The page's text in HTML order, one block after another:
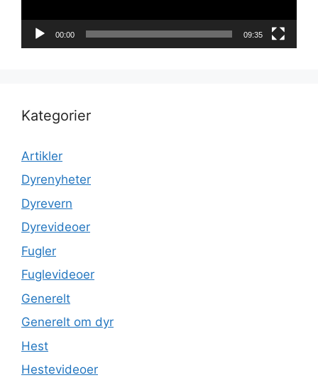
00:00 09:35
Kategorier
Artikler
Dyrenyheter
Dyrevern
Dyrevideoer
Fugler
Fuglevideoer
Generelt
Generelt om dyr
Hest
Hestevideoer